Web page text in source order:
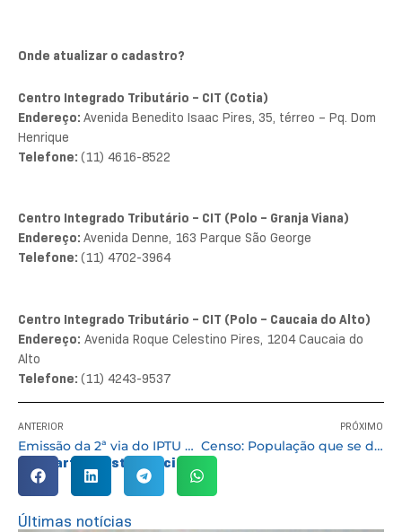
Onde atualizar o cadastro?
Centro Integrado Tributário – CIT (Cotia)
Endereço: Avenida Benedito Isaac Pires, 35, térreo – Pq. Dom
Henrique
Telefone: (11) 4616-8522
Centro Integrado Tributário – CIT (Polo – Granja Viana)
Endereço: Avenida Denne, 163 Parque São George
Telefone: (11) 4702-3964
Centro Integrado Tributário – CIT (Polo – Caucaia do Alto)
Endereço: Avenida Roque Celestino Pires, 1204 Caucaia do
Alto
Telefone: (11) 4243-9537
ANTERIOR
Emissão da 2ª via do IPTU 2024 pode ser feita pelo site da Prefeitura de Cotia
PRÓXIMO
Censo: População que se declara preta foi a que mais aumentou em Cotia
Compartilhe esta notícia:
Últimas notícias